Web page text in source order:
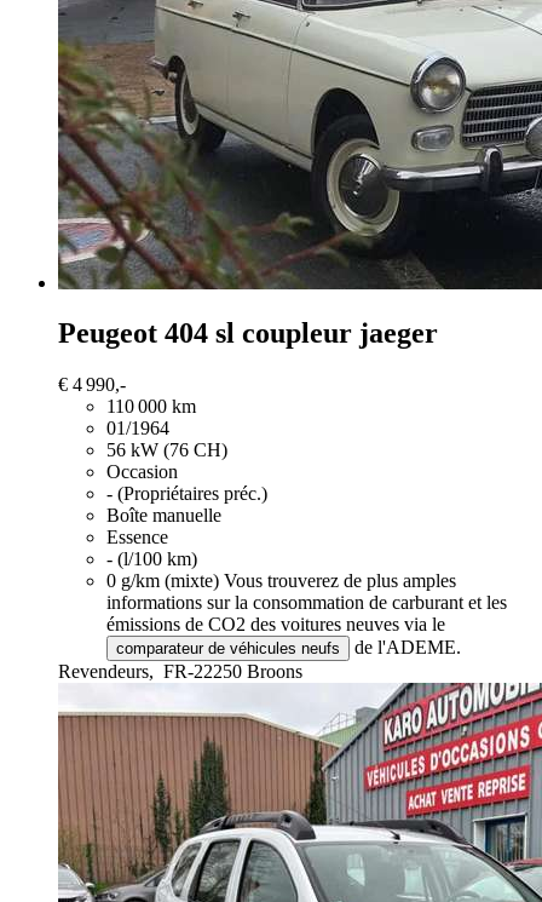
Peugeot 404 sl coupleur jaeger
€ 4 990,-
110 000 km
01/1964
56 kW (76 CH)
Occasion
- (Propriétaires préc.)
Boîte manuelle
Essence
- (l/100 km)
0 g/km (mixte) Vous trouverez de plus amples
informations sur la consommation de carburant et les
émissions de CO2 des voitures neuves via le
comparateur de véhicules neufs
de l'ADEME.
Revendeurs, FR-22250 Broons